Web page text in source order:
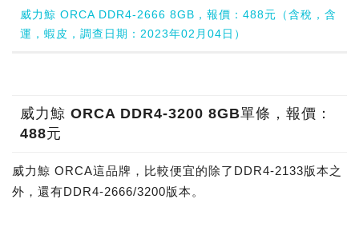
威力鯨 ORCA DDR4-2666 8GB，報價：488元（含稅，含
運，蝦皮，調查日期：2023年02月04日）
威力鯨 ORCA DDR4-3200 8GB單條，報價：
488元
威力鯨 ORCA這品牌，比較便宜的除了DDR4-2133版本之
外，還有DDR4-2666/3200版本。